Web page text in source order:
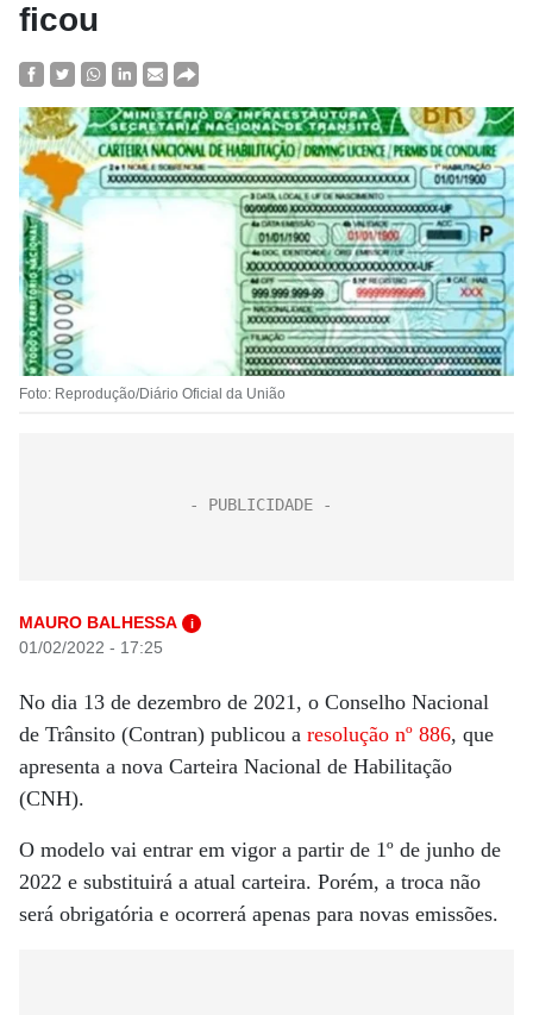
ficou
Foto: Reprodução/Diário Oficial da União
MAURO BALHESSA i
01/02/2022 - 17:25
No dia 13 de dezembro de 2021, o Conselho Nacional
de Trânsito (Contran) publicou a resolução nº 886, que
apresenta a nova Carteira Nacional de Habilitação
(CNH).
O modelo vai entrar em vigor a partir de 1º de junho de
2022 e substituirá a atual carteira. Porém, a troca não
será obrigatória e ocorrerá apenas para novas emissões.